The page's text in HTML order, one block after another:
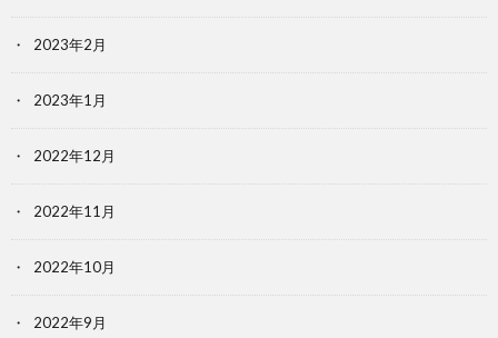
2023年2月
2023年1月
2022年12月
2022年11月
2022年10月
2022年9月